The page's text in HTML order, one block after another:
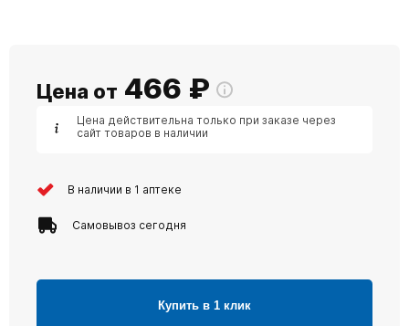
Цена от 466 ₽
Цена действительна только при заказе через
сайт товаров в наличии
В наличии в 1 аптеке
Самовывоз сегодня
Купить в 1 клик